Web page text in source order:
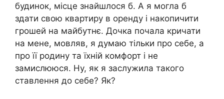
будинок, місце знайшлося б. А я могла б
здати свою квартиру в оренду і накопичити
грошей на майбутнє. Дочка почала кричати
на мене, мовляв, я думаю тільки про себе, а
про її родину та їхній комфорт і не
замислююся. Ну, як я заслужила такого
ставлення до себе? Як?